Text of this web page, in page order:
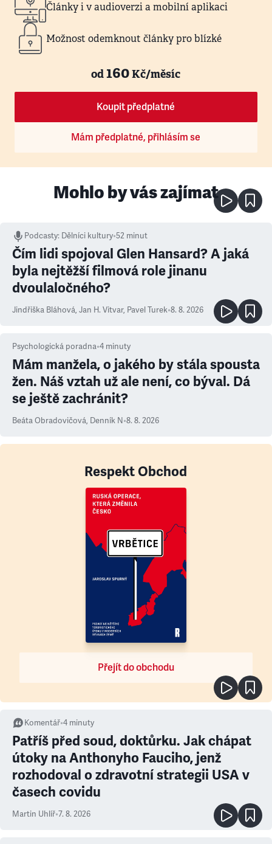
Články i v audioverzi a mobilní aplikaci
Možnost odemknout články pro blízké
od160Kč/měsíc
Koupit předplatné
Mám předplatné, přihlásím se
Mohlo by vás zajímat
Podcasty: Dělníci kultury•52 minut
Čím lidi spojoval Glen Hansard? A jaká
byla nejtěžší filmová role jinanu
dvoulaločného?
Jindřiška Bláhová, Jan H. Vitvar, Pavel Turek•8. 8. 2026
Psychologická poradna•4 minuty
Mám manžela, o jakého by stála spousta
žen. Náš vztah už ale není, co býval. Dá
se ještě zachránit?
Beáta Obradovičová, Denník N•8. 8. 2026
Respekt Obchod
Přejít do obchodu
Komentář•4 minuty
Patříš před soud, doktůrku. Jak chápat
útoky na Anthonyho Fauciho, jenž
rozhodoval o zdravotní strategii USA v
časech covidu
Martin Uhlíř•7. 8. 2026